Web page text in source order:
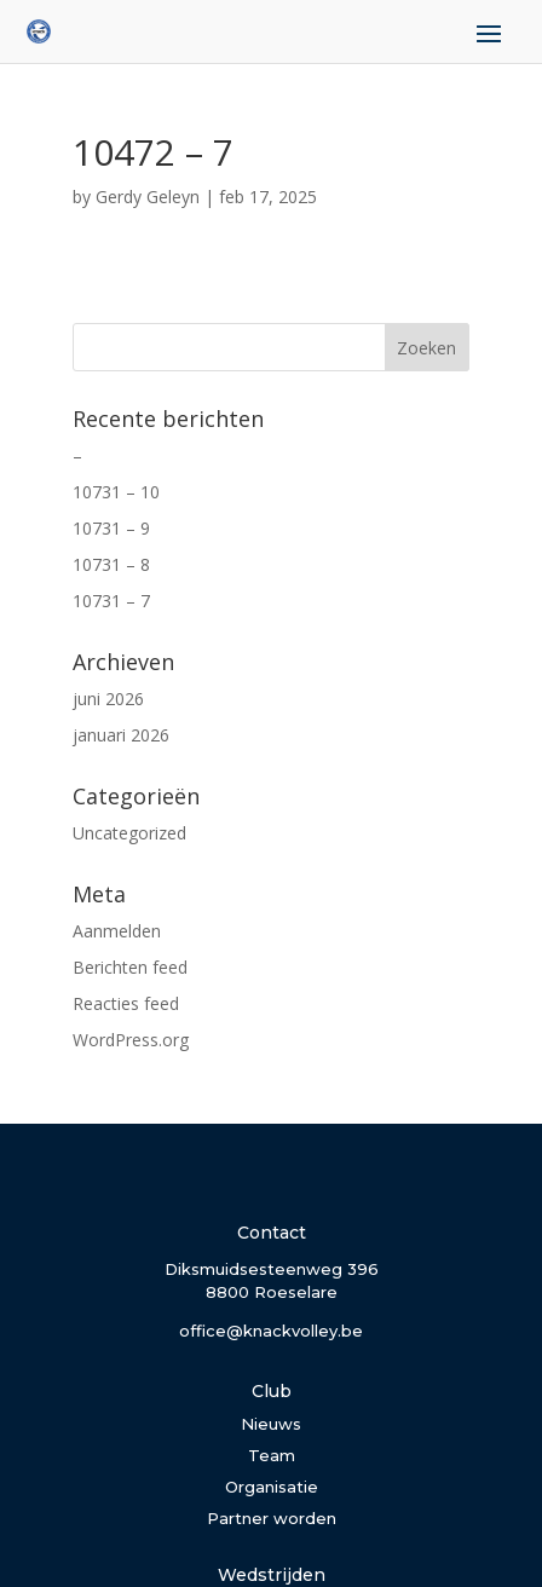
10472 – 7
by Gerdy Geleyn | feb 17, 2025
Recente berichten
–
10731 – 10
10731 – 9
10731 – 8
10731 – 7
Archieven
juni 2026
januari 2026
Categorieën
Uncategorized
Meta
Aanmelden
Berichten feed
Reacties feed
WordPress.org
Contact
Diksmuidsesteenweg 396
8800 Roeselare
office@knackvolley.be
Club
Nieuws
Team
Organisatie
Partner worden
Wedstrijden